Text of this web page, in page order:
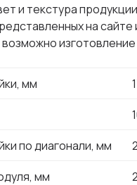
и текстура
на
возможно
мм
по диагонали, мм
мм